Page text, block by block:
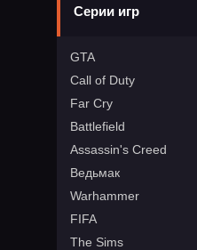
Серии игр
GTA
Call of Duty
Far Cry
Battlefield
Assassin's Creed
Ведьмак
Warhammer
FIFA
The Sims